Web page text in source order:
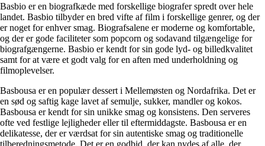
Basbio er en biografkæde med forskellige biografer spredt over hele
landet. Basbio tilbyder en bred vifte af film i forskellige genrer, og der
er noget for enhver smag. Biografsalene er moderne og komfortable,
og der er gode faciliteter som popcorn og sodavand tilgængelige for
biografgængerne. Basbio er kendt for sin gode lyd- og billedkvalitet
samt for at være et godt valg for en aften med underholdning og
filmoplevelser.
Basbousa er en populær dessert i Mellemøsten og Nordafrika. Det er
en sød og saftig kage lavet af semulje, sukker, mandler og kokos.
Basbousa er kendt for sin unikke smag og konsistens. Den serveres
ofte ved festlige lejligheder eller til eftermiddagste. Basbousa er en
delikatesse, der er værdsat for sin autentiske smag og traditionelle
tilberedningsmetode. Det er en godbid, der kan nydes af alle, der